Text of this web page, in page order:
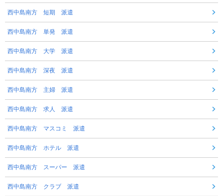
西中島南方 短期 派遣
西中島南方 単発 派遣
西中島南方 大学 派遣
西中島南方 深夜 派遣
西中島南方 主婦 派遣
西中島南方 求人 派遣
西中島南方 マスコミ 派遣
西中島南方 ホテル 派遣
西中島南方 スーパー 派遣
西中島南方 クラブ 派遣